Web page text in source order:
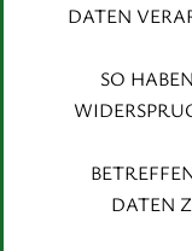
DATEN
SO
DATEN